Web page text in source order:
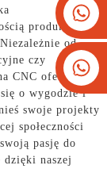
produkować
od
czy
CNC oferuje
o wygodzie i
swoje projekty
społeczności
pasję do
dzięki naszej